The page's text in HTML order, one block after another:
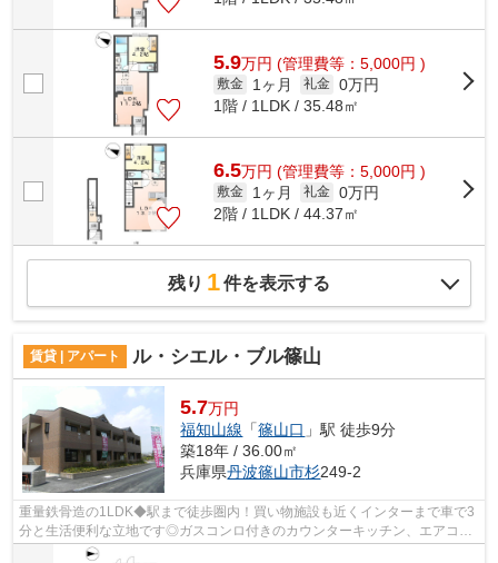
5.9万円 (管理費等：5,000円 )
敷金 1ヶ月 礼金 0万円
1階 / 1LDK / 35.48㎡
6.5万円 (管理費等：5,000円 )
敷金 1ヶ月 礼金 0万円
2階 / 1LDK / 44.37㎡
残り 1件を表示する
賃貸 | アパート ル・シエル・ブル篠山
5.7万円
福知山線 「篠山口 」駅 徒歩9分
築18年 / 36.00㎡
兵庫県丹波篠山市杉249-2
重量鉄骨造の1LDK◆駅まで徒歩圏内！買い物施設も近くインターまで車で3
分と生活便利な立地です◎ガスコンロ付きのカウンターキッチン、エアコ
ン、照明付き◎